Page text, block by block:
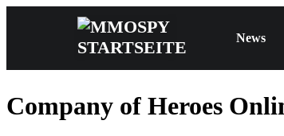
News
Company of Heroes